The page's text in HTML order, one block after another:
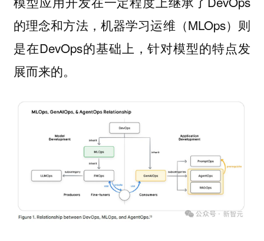
的理念和方法，机器学习运维（MLOps）则
是在DevOps的基础上，针对模型的特点发
展而来的。